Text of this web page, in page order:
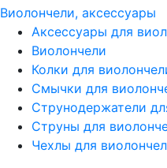
Виолончели, аксессуары
Аксессуары для
Виолончели
Колки для
Смычки для
Струнодержатели
Струны для
Чехлы для